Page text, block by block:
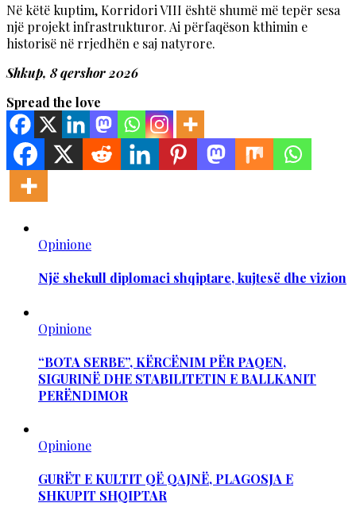
Në këtë kuptim, Korridori VIII është shumë më tepër sesa
një projekt infrastrukturor. Ai përfaqëson kthimin e
historisë në rrjedhën e saj natyrore.
Shkup, 8 qershor 2026
Spread the love
Opinione
Një shekull diplomaci shqiptare, kujtesë dhe vizion
Opinione
“BOTA SERBE”, KËRCËNIM PËR PAQEN,
SIGURINË DHE STABILITETIN E BALLKANIT
PERËNDIMOR
Opinione
GURËT E KULTIT QË QAJNË, PLAGOSJA E
SHKUPIT SHQIPTAR